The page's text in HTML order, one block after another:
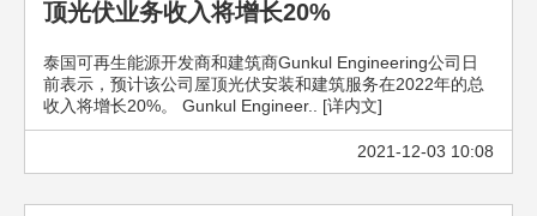
顶光伏业务收入将增长20%
泰国可再生能源开发商和建筑商Gunkul Engineering公司日
前表示，预计该公司屋顶光伏安装和建筑服务在2022年的总
收入将增长20%。 Gunkul Engineer.. [详内文]
2021-12-03 10:08